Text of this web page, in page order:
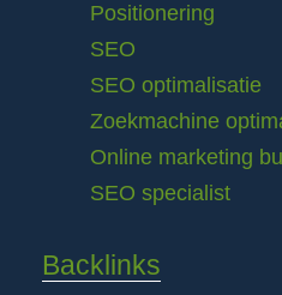
Positionering
SEO
SEO optimalisatie
Zoekmachine
Online marketing
SEO specialist
Backlinks